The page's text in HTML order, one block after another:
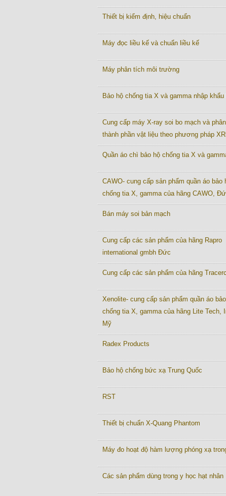
Thiết bị kiểm định, hiệu chuẩn
Máy đọc liều kế và chuẩn liều kế
Máy phân tích môi trường
Bảo hộ chống tia X và gamma nhập khẩu
Cung cấp máy X-ray soi bo mạch và
thành phần vật liệu theo phương pháp
Quần áo chì bảo hộ chống tia X và
CAWO- cung cấp sản phẩm quần áo bảo
chống tia X, gamma của hãng CAWO,
Bán máy soi bản mạch
Cung cấp các sản phẩm của hãng Rapro
international gmbh Đức
Cung cấp các sản phẩm của hãng
Xenolite- cung cấp sản phẩm quần áo
chống tia X, gamma của hãng Lite Tech,
Mỹ
Radex Products
Bảo hộ chống bức xạ Trung Quốc
RST
Thiết bị chuẩn X-Quang Phantom
Máy đo hoạt độ hàm lượng phóng xạ
Các sản phẩm dùng trong y học hạt nhân